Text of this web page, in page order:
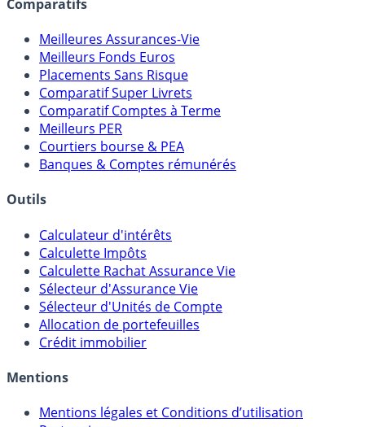
Meilleures Assurances-Vie
Meilleurs Fonds Euros
Placements Sans Risque
Comparatif Super Livrets
Comparatif Comptes à Terme
Meilleurs PER
Courtiers bourse & PEA
Calculateur d'intérêts
Calculette Impôts
Calculette Rachat Assurance Vie
Sélecteur d'Assurance Vie
Sélecteur d'Unités de Compte
Allocation de portefeuilles